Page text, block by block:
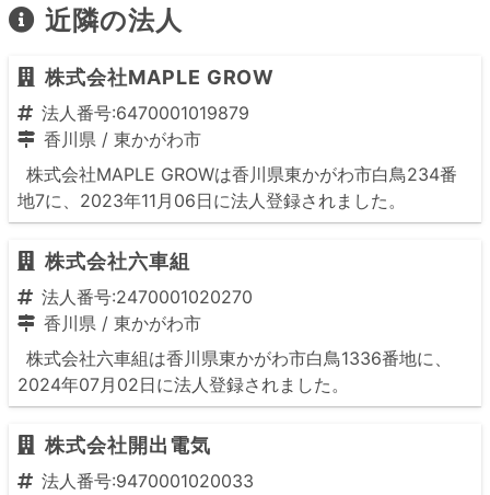
近隣の法人
株式会社MAPLE GROW
法人番号:6470001019879
香川県 / 東かがわ市
株式会社MAPLE GROWは香川県東かがわ市白鳥234番
地7に、2023年11月06日に法人登録されました。
株式会社六車組
法人番号:2470001020270
香川県 / 東かがわ市
株式会社六車組は香川県東かがわ市白鳥1336番地に、
2024年07月02日に法人登録されました。
株式会社開出電気
法人番号:9470001020033